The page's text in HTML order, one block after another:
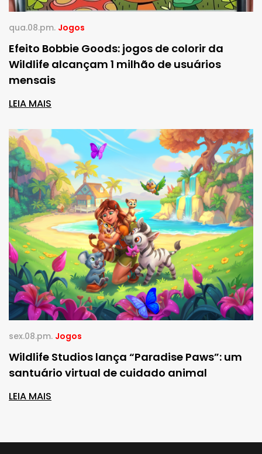
qua.08.pm. Jogos
Efeito Bobbie Goods: jogos de colorir da
Wildlife alcançam 1 milhão de usuários
mensais
LEIA MAIS
sex.08.pm. Jogos
Wildlife Studios lança “Paradise Paws”: um
santuário virtual de cuidado animal
LEIA MAIS